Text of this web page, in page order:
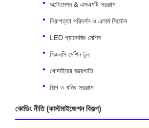
অটোমেশন & এসএমটি সরঞ্জাম
নিরাপত্তা পরিদর্শন ও এলার্ম সিস্টেম
LED প্যাকেজিং মেশিন
সিএনসি মেশিন টুল
খোদাইয়ের যন্ত্রপাতি
শিল্প ও খনির সরঞ্জাম
কোডিং নীতি (কাস্টমাইজেশন বিকল্প)